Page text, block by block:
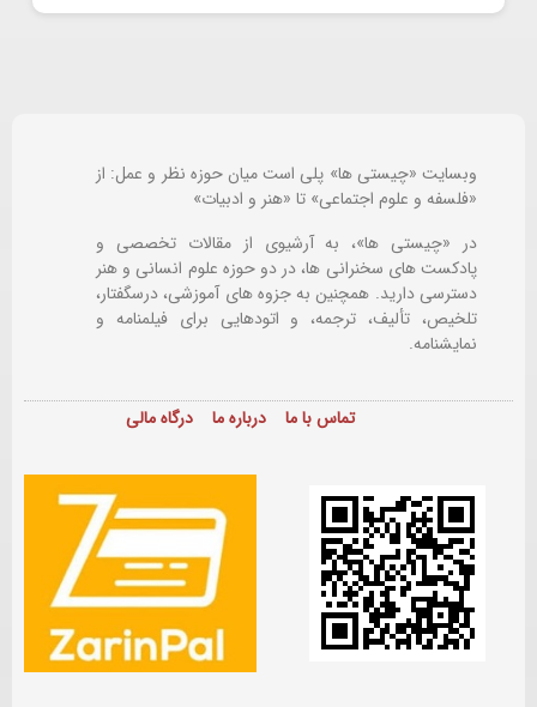
وبسایت «چیستی ها» پلی است میان حوزه نظر و عمل: از
«فلسفه و علوم اجتماعی» تا «هنر و ادبیات»
در «چیستی ها»، به آرشیوی از مقالات تخصصی و
پادکست های سخنرانی ها، در دو حوزه علوم انسانی و هنر
دسترسی دارید. همچنین به جزوه های آموزشی، درسگفتار،
تلخیص، تألیف، ترجمه، و اتودهایی برایفیلمنامه و
نمایشنامه.
تماس با ما درباره ما درگاه مالی